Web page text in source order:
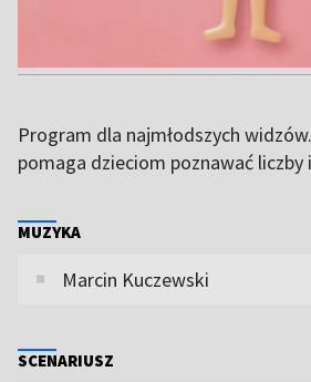
Program dla najmłodszych
pomaga dzieciom poznawać liczby
MUZYKA
Marcin Kuczewski
SCENARIUSZ